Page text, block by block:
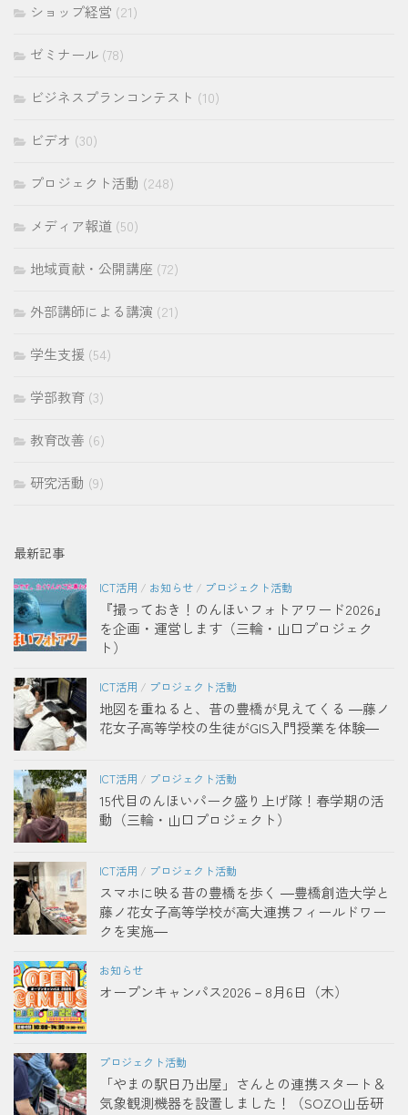
ショップ経営 (21)
ゼミナール (78)
ビジネスプランコンテスト (10)
ビデオ (30)
プロジェクト活動 (248)
メディア報道 (50)
地域貢献・公開講座 (72)
外部講師による講演 (21)
学生支援 (54)
学部教育 (3)
教育改善 (6)
研究活動 (9)
最新記事
ICT活用 / お知らせ / プロジェクト活動
『撮っておき！のんほいフォトアワード2026』
を企画・運営します（三輪・山口プロジェク
ト）
ICT活用 / プロジェクト活動
地図を重ねると、昔の豊橋が見えてくる ―藤ノ
花女子高等学校の生徒がGIS入門授業を体験―
ICT活用 / プロジェクト活動
15代目のんほいパーク盛り上げ隊！春学期の活
動（三輪・山口プロジェクト）
ICT活用 / プロジェクト活動
スマホに映る昔の豊橋を歩く ―豊橋創造大学と
藤ノ花女子高等学校が高大連携フィールドワー
クを実施―
お知らせ
オープンキャンパス2026－8月6日（木）
プロジェクト活動
「やまの駅日乃出屋」さんとの連携スタート＆
気象観測機器を設置しました！（SOZO山岳研